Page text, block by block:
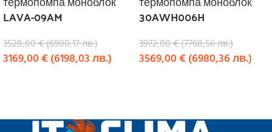
LAVA-09AM
3528,00€(6900,17лв.)
3169,00€(6198,03лв.)
30AWH006H
3972,00€(7768,56лв.)
3569,00€(6980,36лв.)